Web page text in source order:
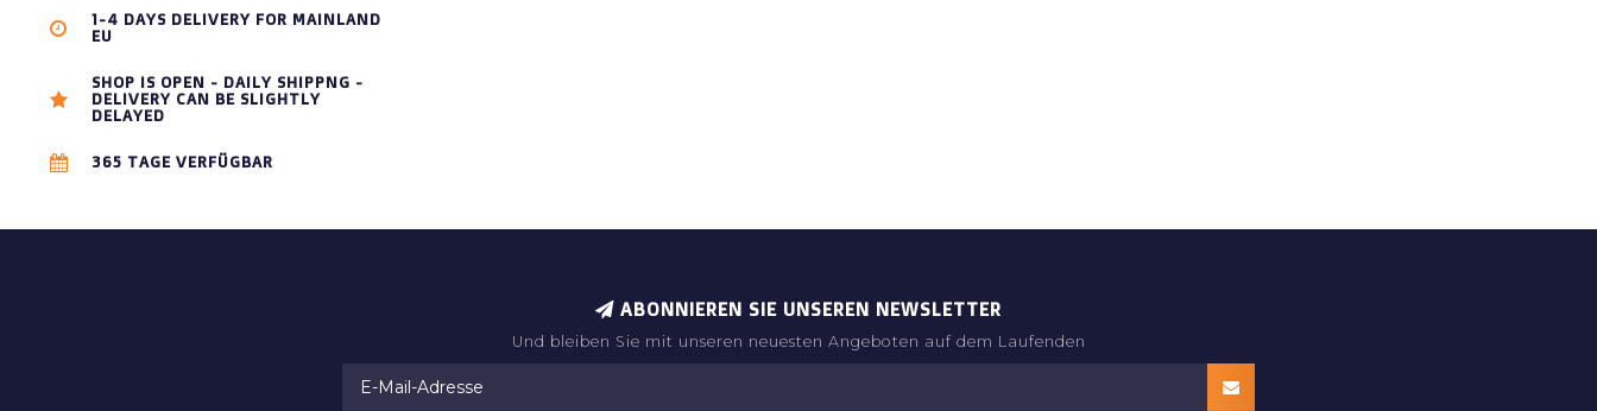
1-4 DAYS DELIVERY FOR MAINLAND
EU
SHOP IS OPEN - DAILY SHIPPNG -
DELIVERY CAN BE SLIGHTLY
DELAYED
365 TAGE VERFÜGBAR
ABONNIEREN SIE UNSEREN NEWSLETTER
Und bleiben Sie mit unseren neuesten Angeboten auf dem Laufenden